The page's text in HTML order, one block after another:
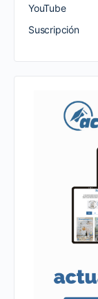
YouTube
Suscripción